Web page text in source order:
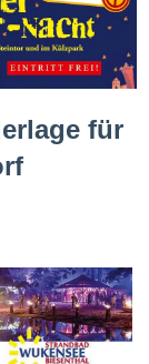
für